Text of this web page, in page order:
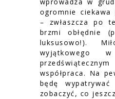
wprowadza w
ogromnie ciekawa
– zwłaszcza po
brzmi obłędnie
luksusowo!).
wyjątkowego
współpraca. Na
będę wypatrywać
zobaczyć, co